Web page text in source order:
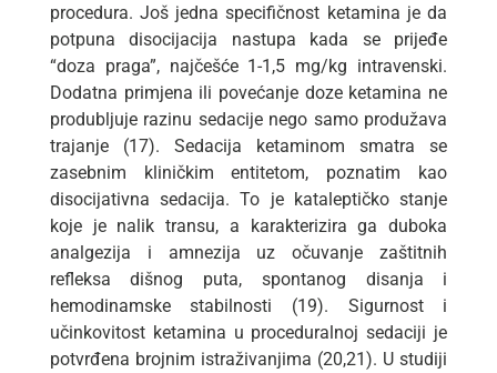
procedura. Još jedna specifičnost ketamina je da
potpuna disocijacija nastupa kada se prijeđe
“doza praga”, najčešće 1-1,5 mg/kg intravenski.
Dodatna primjena ili povećanje doze ketamina ne
produbljuje razinu sedacije nego samo produžava
trajanje (17). Sedacija ketaminom smatra se
zasebnim kliničkim entitetom, poznatim kao
disocijativna sedacija. To je kataleptičko stanje
koje je nalik transu, a karakterizira ga duboka
analgezija i amnezija uz očuvanje zaštitnih
refleksa dišnog puta, spontanog disanja i
hemodinamske stabilnosti (19). Sigurnost i
učinkovitost ketamina u proceduralnoj sedaciji je
potvrđena brojnim istraživanjima (20,21). U studiji